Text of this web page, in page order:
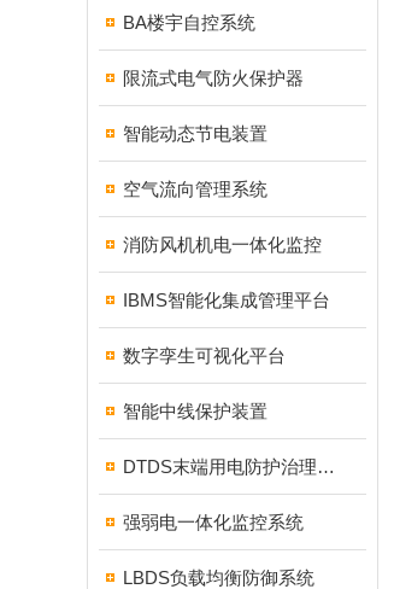
BA楼宇自控系统
限流式电气防火保护器
智能动态节电装置
空气流向管理系统
消防风机机电一体化监控
IBMS智能化集成管理平台
数字孪生可视化平台
智能中线保护装置
DTDS末端用电防护治理系统
强弱电一体化监控系统
LBDS负载均衡防御系统